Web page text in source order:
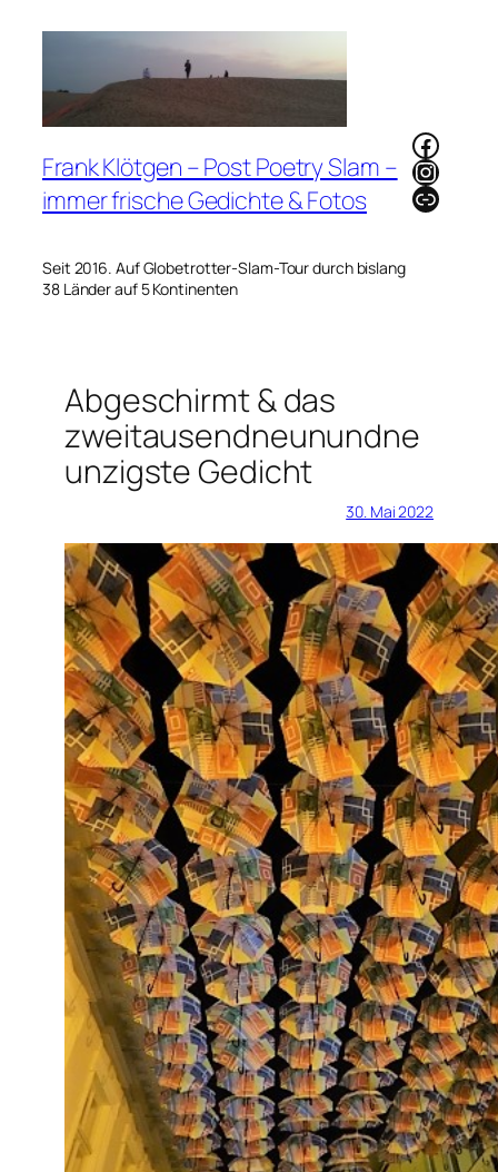
Frank Klötgen – Post Poetry Slam –
immer frische Gedichte & Fotos
Seit 2016. Auf Globetrotter-Slam-Tour durch bislang
38 Länder auf 5 Kontinenten
Link
Abgeschirmt & das
zweitausendneunundne
unzigste Gedicht
30. Mai 2022